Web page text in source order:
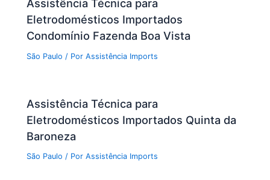
Assistência Técnica para
Eletrodomésticos Importados
Condomínio Fazenda Boa Vista
São Paulo / PorAssistência Imports
Assistência Técnica para
Eletrodomésticos Importados Quinta da
Baroneza
São Paulo / PorAssistência Imports